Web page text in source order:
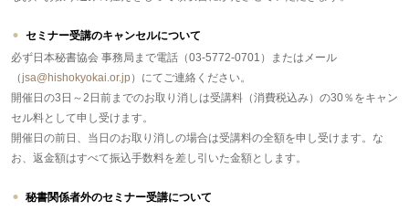
セミナー受講のキャンセルについて
必ず日本秘書協会 事務局まで電話（03-5772-0701）またはメール
（jsa@hishokyokai.or.jp）にてご連絡ください。
開催日の3日～2日前までのお取り消しは受講料（消費税込み）の30％をキャン
セル料として申し受けます。
開催日の前日、当日のお取り消しの場合は受講料の全額を申し受けます。な
お、返金額はすべて振込手数料を差し引いた金額とします。
秘書関係者外のセミナー受講について